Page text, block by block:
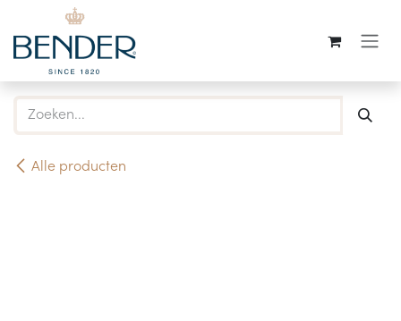
Overslaan naar inhoud
Alle producten